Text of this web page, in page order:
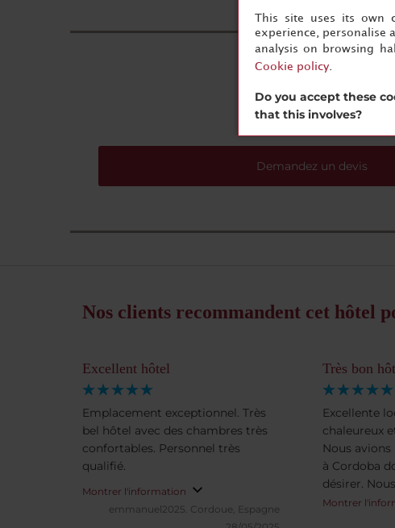
Demandez un devis
Nos clients recommandent cet hôtel
Excellent hôtel
Emplacement exceptionnel. Très
bel hôtel avec des chambres très
confortables. Personnel très
qualifié.
Montrer l'information
emmanuel2025. Cordoue, Espagne
Très bon
Excellente
chaleureux
Nous
à Cordoba
désirer.
vers cet
raison !
Montrer
This site uses its own
experience, personalise
analysis on browsing
Cookie policy.
Do you accept these
that this involves?